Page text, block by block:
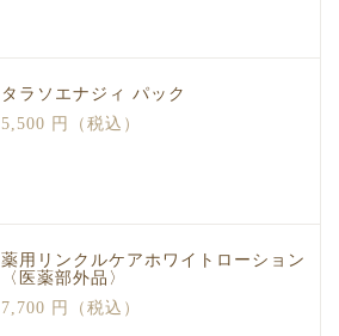
タラソエナジィ パック
5,500 円（税込）
薬用リンクルケアホワイトローション
〈医薬部外品〉
7,700 円（税込）